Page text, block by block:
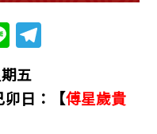
Li
n
e e
gr
五
日：
【傅星歲貴